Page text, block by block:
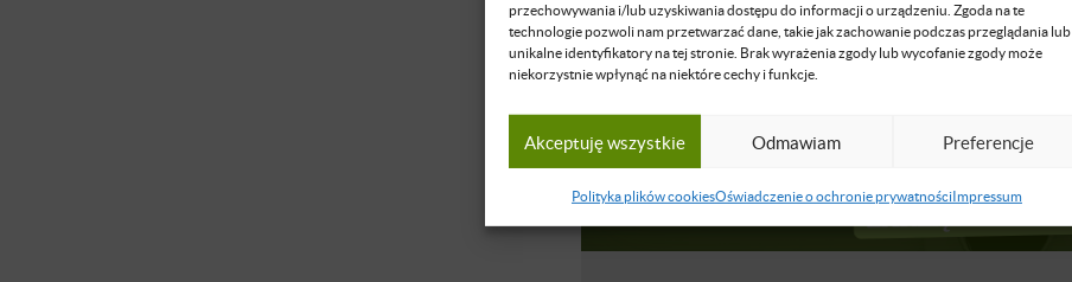
przechowywania i/lub uzyskiwania dostępu do informacji o urządzeniu. Zgoda na te
technologie pozwoli nam przetwarzać dane, takie jak zachowanie podczas przeglądania lub
unikalne identyfikatory na tej stronie. Brak wyrażenia zgody lub wycofanie zgody może
niekorzystnie wpłynąć na niektóre cechy i funkcje.
Akceptuję wszystkie Odmawiam Preferencje
Polityka plików cookiesOświadczenie o ochronie prywatnościImpressum